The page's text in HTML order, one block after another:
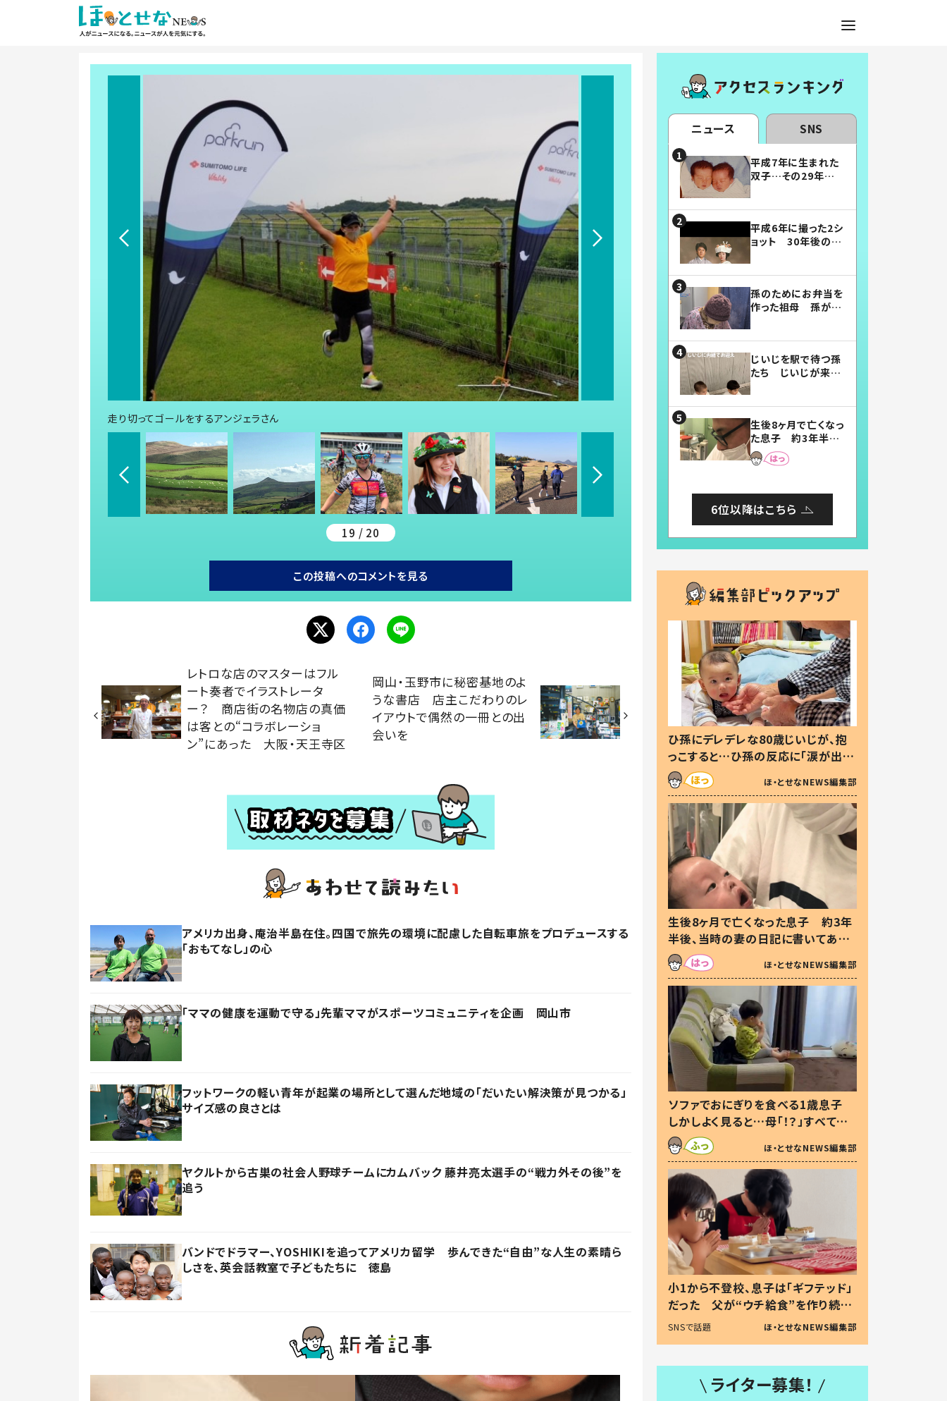
走り切ってゴールをするアンジェラさん
19 / 20
この投稿へのコメントを見る
レトロな店のマスターはフル
ート奏者でイラストレータ
ー？ 商店街の名物店の真価
は客との“コラボレーショ
ン”にあった 大阪・天王寺区
岡山・玉野市に秘密基地のよ
うな書店 店主こだわりのレ
イアウトで偶然の一冊との出
会いを
アメリカ出身、庵治半島在住。四国で旅先の環境に配慮した自転車旅をプロデュースする
「おもてなし」の心
「ママの健康を運動で守る」先輩ママがスポーツコミュニティを企画 岡山市
フットワークの軽い青年が起業の場所として選んだ地域の「だいたい解決策が見つかる」
サイズ感の良さとは
ヤクルトから古巣の社会人野球チームにカムバック 藤井亮太選手の“戦力外その後”を
追う
バンドでドラマー、YOSHIKIを追ってアメリカ留学 歩んできた“自由”な人生の素晴ら
しさを、英会話教室で子どもたちに 徳島
ニュース SNS
平成7年に生まれた
双子…その29年後
平成6年に撮った2シ
ョット 30年後の姿
孫のためにお弁当を
作った祖母 孫が絶
じいじを駅で待つ孫
たち じいじが来た
まらない」「幸せにな
れる」
生後8ヶ月で亡くなっ
た息子 約3年半
後、当時の妻の日記
に書いてあった本音
6位以降はこちら
ひ孫にデレデレな80歳じいじが、抱
っこすると…ひ孫の反応に「涙が出ま
した」「可愛くて仕方ない」
ほ・とせなNEWS編集部
生後8ヶ月で亡くなった息子 約3年
半後、当時の妻の日記に書いてあっ
た本音とは
ほ・とせなNEWS編集部
ソファでおにぎりを食べる1歳息子
しかしよく見ると…母「！？」すべてを
察した母の投稿に「可愛いから許
す！」「現行犯〜」
ほ・とせなNEWS編集部
小1から不登校、息子は「ギフテッド」
だった 父が“ウチ給食”を作り続け
る理由とは #令和の親 #令和の子
SNSで話題 ほ・とせなNEWS編集部
ライター募集！